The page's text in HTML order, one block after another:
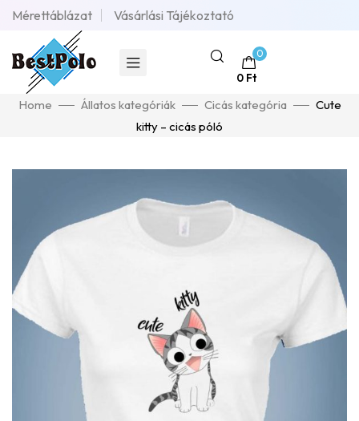
Mérettáblázat Vásárlási Tájékoztató
0
0 Ft
Home Állatos kategóriák Cicás kategória
Cute
kitty – cicás póló